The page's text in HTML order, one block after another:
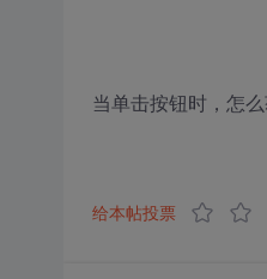
当单击按钮时，怎
给本帖投票